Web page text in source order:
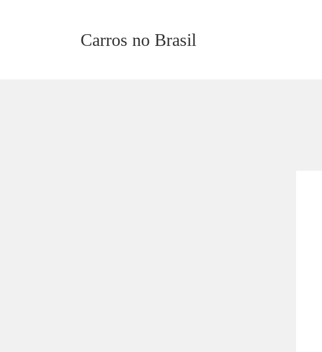
Carros no Brasil